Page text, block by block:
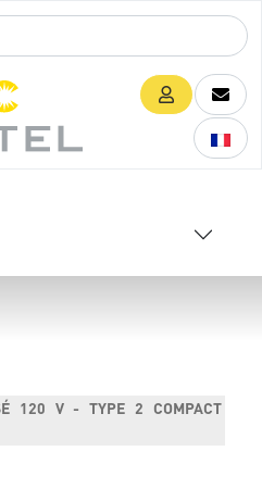
120 V - TYPE 2 COMPACT